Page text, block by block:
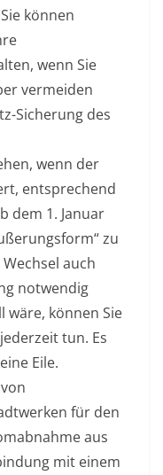
können
wenn Sie
vermeiden
Sicherung des
wenn der
entsprechend
dem 1. Januar
zu
auch
notwendig
wäre, können Sie
tun. Es
Eile.
für den
aus
mit einem